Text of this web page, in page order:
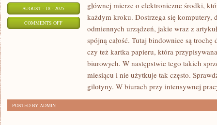
AUGUST - 18 - 2025
COMMENTS OFFON
głównej mierze o elektroniczne środki,
każdym kroku. Dostrzega się komputery,
odmiennych urządzeń, jakie wraz z
spójną całość. Tutaj bindownice są
czy też kartka papieru, która
biurowych. W następstwie tego takich
miesiącu i nie użytkuje tak często.
gilotyny. W biurach przy intensywnej
POSTED BY ADMIN